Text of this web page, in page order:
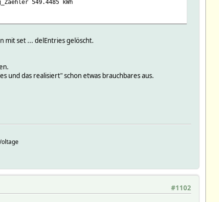
549.4485 kWh
549.4489 kWh
549.4492 kWh
W
549.4496 kWh
549.4501 kWh
mit set ... delEntries gelöscht.
und das realisiert" schon etwas brauchbares aus.
#1102